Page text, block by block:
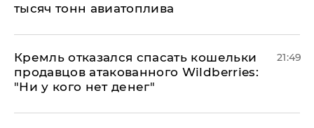
тысяч тонн авиатоплива
Кремль отказался спасать кошельки
продавцов атакованного Wildberries:
"Ни у кого нет денег"
21:49